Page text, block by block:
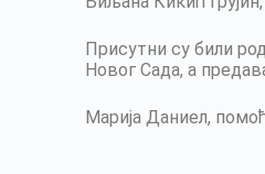
Присутни су били
Новог Сада, а
Марија Даниел,